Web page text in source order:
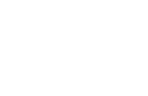
or similar providers.